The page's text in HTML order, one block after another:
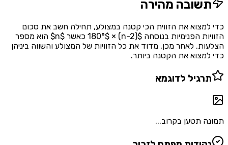
תשובה מהירה
כדי למצוא את הזווית הכי קטנה במצולע, תחילה חשב את סכום
הזוויות הפנימיות בנוסחה $(n-2) × 180°$ כאשר $n$ הוא מספר
הצלעות. לאחר מכן, מדוד את כל הזוויות של המצולע והשווה ביניהן
כדי למצוא את הקטנה ביותר.
תרגיל לדוגמא
תמונה תטען בקרוב...